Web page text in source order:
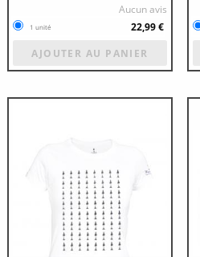
Aucun avis
1 unité
22,99 €
AJOUTER AU PANIER